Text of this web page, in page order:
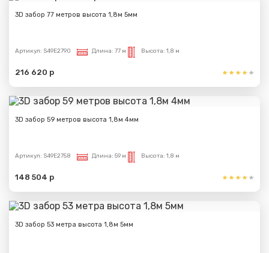
3D забор 77 метров высота 1,8м 5мм
Артикул: S49E2790 Длина: 77 м Высота: 1,8 м
216 620 р
3D забор 59 метров высота 1,8м 4мм
Артикул: S49E2758 Длина: 59 м Высота: 1,8 м
148 504 р
3D забор 53 метра высота 1,8м 5мм